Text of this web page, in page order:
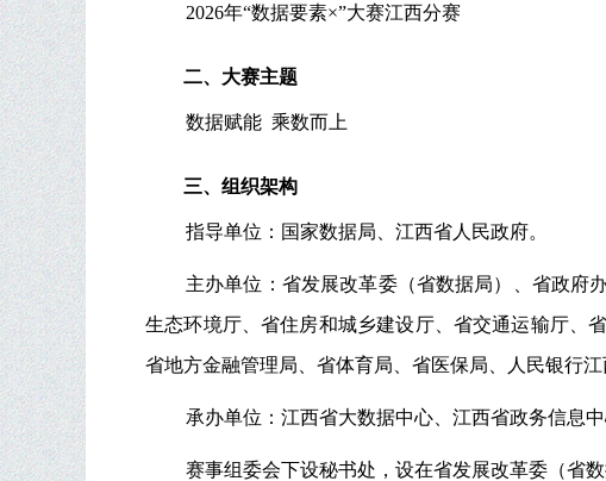
2026年“数据要素×”大赛江西分赛
二、大赛主题
数据赋能 乘数而 上
三、组织架构
指导单位：国家数据局、江西省人民政府。
主办单位：省发展改革委（省数据局）、省政府
生态环境厅、省住房和城乡建设厅、省交通运输厅、
省地方金融管理局、省体育局、省医保局、人民银行
承办单位：江西省大数据中心、江西省政务信息
赛事组委会下设秘书处，设在省发展改革委（省